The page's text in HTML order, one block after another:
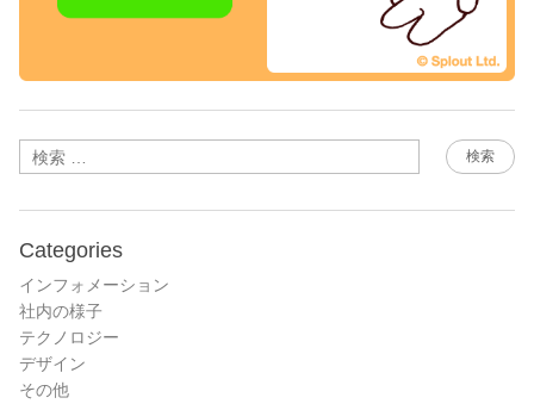
検索
Categories
インフォメーション
社内の様子
テクノロジー
デザイン
その他